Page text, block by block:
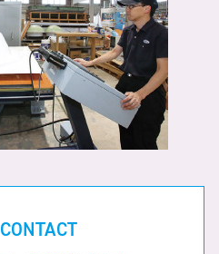
CONTACT